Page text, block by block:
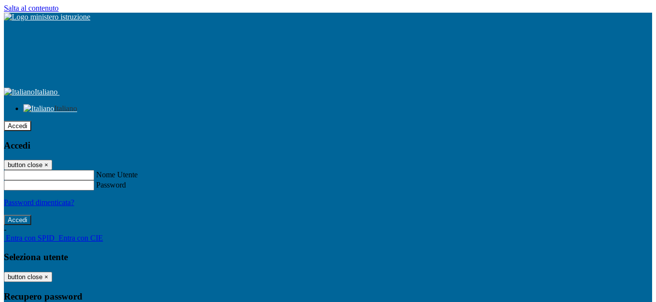
Salta al contenuto
Italiano
Italiano
Accedi
Accedi
button close ×
Nome Utente
Password
Password dimenticata?
-
Entra con SPID Entra con CIE
Seleziona utente
button close ×
Recupero password